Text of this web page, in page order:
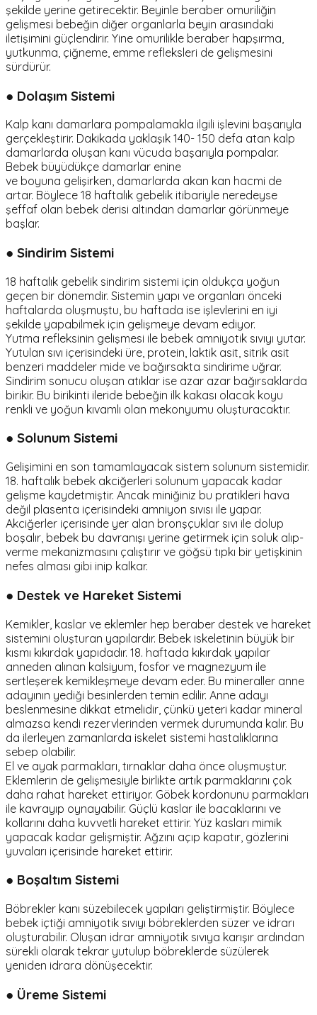
şekilde yerine getirecektir. Beyinle beraber omuriliğin
gelişmesi bebeğin diğer organlarla beyin arasındaki
iletişimini güçlendirir. Yine omurilikle beraber hapşırma,
yutkunma, çiğneme, emme refleksleri de gelişmesini
sürdürür.
● Dolaşım Sistemi
Kalp kanı damarlara pompalamakla ilgili işlevini başarıyla
gerçekleştirir. Dakikada yaklaşık 140- 150 defa atan kalp
damarlarda oluşan kanı vücuda başarıyla pompalar.
Bebek büyüdükçe damarlar enine
ve boyuna gelişirken, damarlarda akan kan hacmi de
artar. Böylece 18 haftalık gebelik itibariyle neredeyse
şeffaf olan bebek derisi altından damarlar görünmeye
başlar.
● Sindirim Sistemi
18 haftalık gebelik sindirim sistemi için oldukça yoğun
geçen bir dönemdir. Sistemin yapı ve organları önceki
haftalarda oluşmuştu, bu haftada ise işlevlerini en iyi
şekilde yapabilmek için gelişmeye devam ediyor.
Yutma refleksinin gelişmesi ile bebek amniyotik sıvıyı yutar.
Yutulan sıvı içerisindeki üre, protein, laktik asit, sitrik asit
benzeri maddeler mide ve bağırsakta sindirime uğrar.
Sindirim sonucu oluşan atıklar ise azar azar bağırsaklarda
birikir. Bu birikinti ileride bebeğin ilk kakası olacak koyu
renkli ve yoğun kıvamlı olan mekonyumu oluşturacaktır.
● Solunum Sistemi
Gelişimini en son tamamlayacak sistem solunum sistemidir.
18. haftalık bebek akciğerleri solunum yapacak kadar
gelişme kaydetmiştir. Ancak miniğiniz bu pratikleri hava
değil plasenta içerisindeki amniyon sıvısı ile yapar.
Akciğerler içerisinde yer alan bronşçuklar sıvı ile dolup
boşalır, bebek bu davranışı yerine getirmek için soluk alıp-
verme mekanizmasını çalıştırır ve göğsü tıpkı bir yetişkinin
nefes alması gibi inip kalkar.
● Destek ve Hareket Sistemi
Kemikler, kaslar ve eklemler hep beraber destek ve hareket
sistemini oluşturan yapılardır. Bebek iskeletinin büyük bir
kısmı kıkırdak yapıdadır. 18. haftada kıkırdak yapılar
anneden alınan kalsiyum, fosfor ve magnezyum ile
sertleşerek kemikleşmeye devam eder. Bu mineraller anne
adayının yediği besinlerden temin edilir. Anne adayı
beslenmesine dikkat etmelidir, çünkü yeteri kadar mineral
almazsa kendi rezervlerinden vermek durumunda kalır. Bu
da ilerleyen zamanlarda iskelet sistemi hastalıklarına
sebep olabilir.
El ve ayak parmakları, tırnaklar daha önce oluşmuştur.
Eklemlerin de gelişmesiyle birlikte artık parmaklarını çok
daha rahat hareket ettiriyor. Göbek kordonunu parmakları
ile kavrayıp oynayabilir. Güçlü kaslar ile bacaklarını ve
kollarını daha kuvvetli hareket ettirir. Yüz kasları mimik
yapacak kadar gelişmiştir. Ağzını açıp kapatır, gözlerini
yuvaları içerisinde hareket ettirir.
● Boşaltım Sistemi
Böbrekler kanı süzebilecek yapıları geliştirmiştir. Böylece
bebek içtiği amniyotik sıvıyı böbreklerden süzer ve idrarı
oluşturabilir. Oluşan idrar amniyotik sıvıya karışır ardından
sürekli olarak tekrar yutulup böbreklerde süzülerek
yeniden idrara dönüşecektir.
● Üreme Sistemi